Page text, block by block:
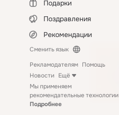
Подарки
Поздравления
Рекомендации
Сменить язык
Рекламодателям Помощь
Новости Ещё
Мы применяем
рекомендательные технологии
Подробнее